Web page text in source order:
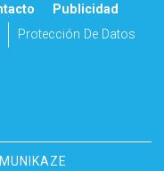
Publicidad
Protección De Datos